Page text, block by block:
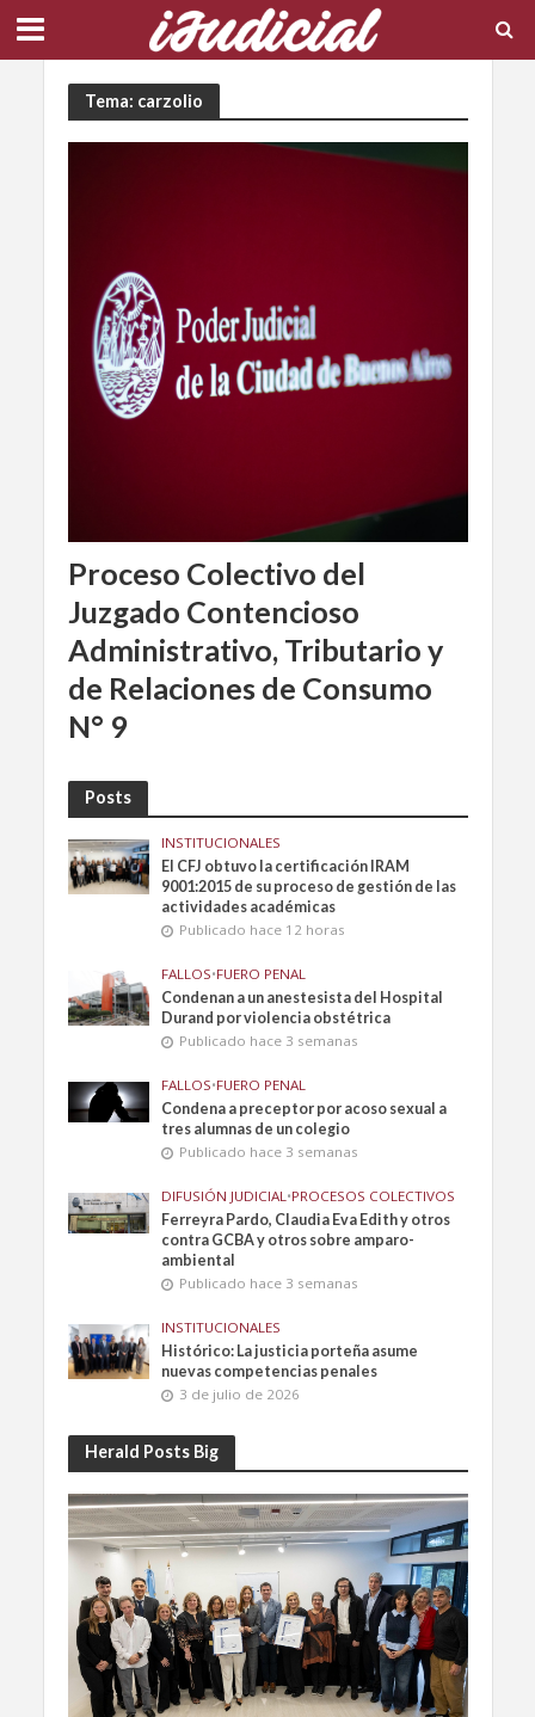
Tema: carzolio
Proceso Colectivo del
Juzgado Contencioso
Administrativo, Tributario y
de Relaciones de Consumo
N° 9
Posts
INSTITUCIONALES
El CFJ obtuvo la certificación IRAM
9001:2015 de su proceso de gestión de las
actividades académicas
Publicado hace 12 horas
FALLOS•FUERO PENAL
Condenan a un anestesista del Hospital
Durand por violencia obstétrica
Publicado hace 3 semanas
FALLOS•FUERO PENAL
Condena a preceptor por acoso sexual a
tres alumnas de un colegio
Publicado hace 3 semanas
DIFUSIÓN JUDICIAL•PROCESOS COLECTIVOS
Ferreyra Pardo, Claudia Eva Edith y otros
contra GCBA y otros sobre amparo-
ambiental
Publicado hace 3 semanas
INSTITUCIONALES
Histórico: La justicia porteña asume
nuevas competencias penales
3 de julio de 2026
Herald Posts Big